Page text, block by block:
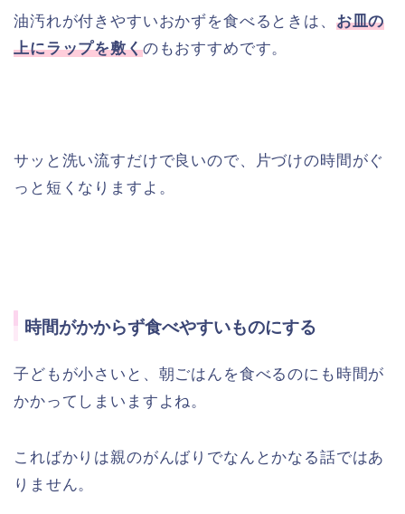
油汚れが付きやすいおかずを食べるときは、 お皿の
上にラップを敷くのもおすすめです。
サッと洗い流すだけで良いので、片づけの時間がぐ
っと短くなりますよ。
時間がかからず食べやすいものにする
子どもが小さいと、朝ごはんを食べるのにも時間が
かかってしまいますよね。
こればかりは親のがんばりでなんとかなる話ではあ
りません。